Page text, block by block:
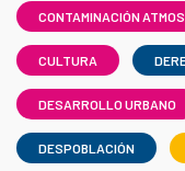
CONTAMINACIÓN
CULTURA
DESARROLLO URBANO
DESPOBLACIÓN